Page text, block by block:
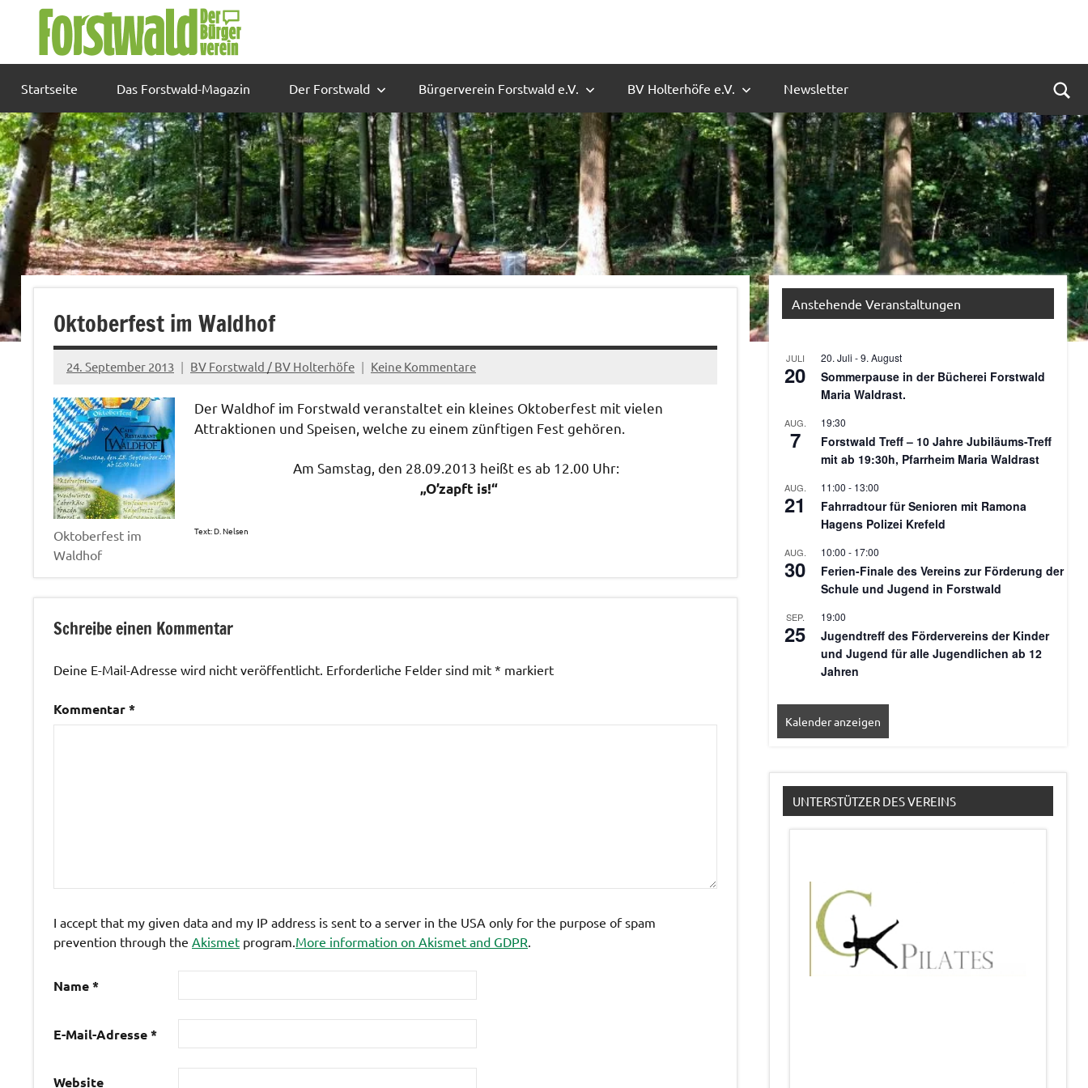
Startseite Das Forstwald-Magazin Der Forstwald Bürgerverein Forstwald e.V. BV Holterhöfe e.V. Newsletter
Oktoberfest im Waldhof
24. September 2013 BV Forstwald / BV Holterhöfe Keine Kommentare
Oktoberfest im
Waldhof
Der Waldhof im Forstwald veranstaltet ein kleines Oktoberfest mit vielen
Attraktionen und Speisen, welche zu einem zünftigen Fest gehören.
Am Samstag, den 28.09.2013 heißt es ab 12.00 Uhr:
„O’zapft is!“
Text: D. Nelsen
Schreibe einen Kommentar
Deine E-Mail-Adresse wird nicht veröffentlicht. Erforderliche Felder sind mit * markiert
Kommentar*
I accept that my given data and my IP address is sent to a server in the USA only for the purpose of spam
prevention through the Akismet program.More information on Akismet and GDPR.
Name*
E-Mail-Adresse*
Website
Anstehende Veranstaltungen
JULI
20
20. Juli -9. August
Sommerpause in der Bücherei Forstwald
Maria Waldrast.
AUG.
7
19:30
Forstwald Treff – 10 Jahre Jubiläums-Treff
mit ab 19:30h, Pfarrheim Maria Waldrast
AUG.
21
11:00 - 13:00
Fahrradtour für Senioren mit Ramona
Hagens Polizei Krefeld
AUG.
30
10:00 - 17:00
Ferien-Finale des Vereins zur Förderung der
Schule und Jugend in Forstwald
SEP.
25
19:00
Jugendtreff des Fördervereins der Kinder
und Jugend für alle Jugendlichen ab 12
Jahren
Kalender anzeigen
UNTERSTÜTZER DES VEREINS